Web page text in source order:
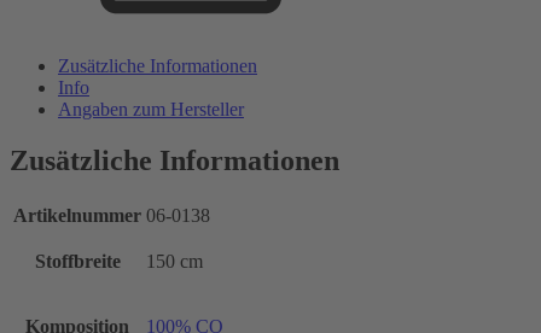
Zusätzliche Informationen
Info
Angaben zum Hersteller
Zusätzliche Informationen
Artikelnummer 06-0138
Stoffbreite 150 cm
Komposition 100% CO